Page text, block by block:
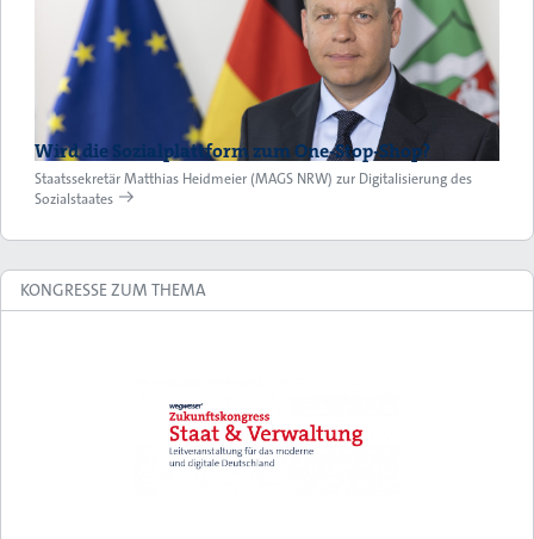
Wird die Sozialplattform zum One-Stop-Shop?
Staatssekretär Matthias Heidmeier (MAGS NRW) zur Digitalisierung des
Sozialstaates
KONGRESSE ZUM THEMA